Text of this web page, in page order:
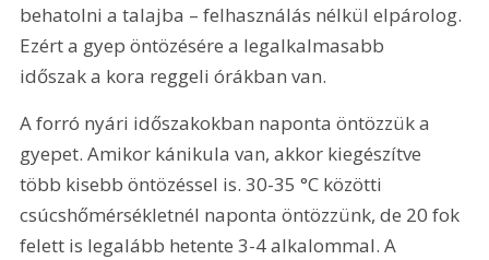
behatolni a talajba – felhasználás nélkül elpárolog.
Ezért a gyep öntözésére a legalkalmasabb
időszak a kora reggeli órákban van.
A forró nyári időszakokban naponta öntözzük a
gyepet. Amikor kánikula van, akkor kiegészítve
több kisebb öntözéssel is. 30-35 °C közötti
csúcshőmérsékletnél naponta öntözzünk, de 20 fok
felett is legalább hetente 3-4 alkalommal. A